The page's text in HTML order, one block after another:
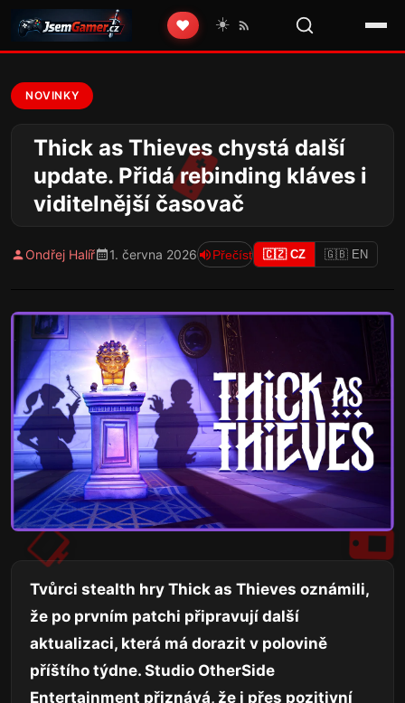
❤️ ☀️
NOVINKY
Thick as Thieves chystá další
update. Přidá rebinding kláves i
viditelnější časovač
Ondřej Halíř 1. června 2026 Přečíst 🇨🇿 CZ 🇬🇧 EN
Tvůrci stealth hry Thick as Thieves oznámili,
že po prvním patchi připravují další
aktualizaci, která má dorazit v polovině
příštího týdne. Studio OtherSide
Entertainment přiznává, že i přes pozitivní